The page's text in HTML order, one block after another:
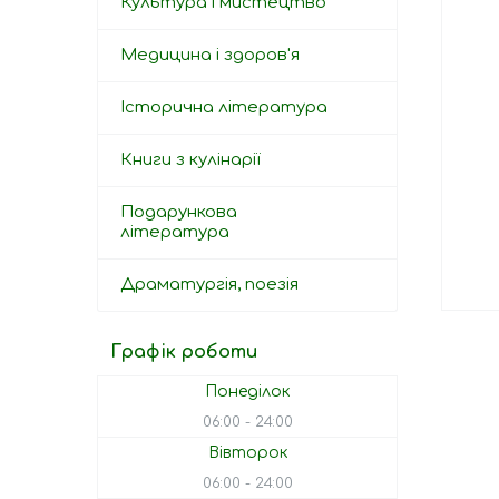
Медицина і здоров'я
Історична література
Книги з кулінарії
Подарункова
література
Драматургія, поезія
Графік роботи
Понеділок
06:00 24:00
Вівторок
06:00 24:00